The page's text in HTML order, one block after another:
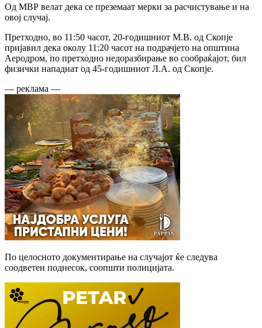
Од МВР велат дека се преземаат мерки за расчистување и на
овој случај.
Претходно, во 11:50 часот, 20-годишниот М.В. од Скопје
пријавил дека околу 11:20 часот на подрачјето на општина
Аеродром, по претходно недоразбирање во сообраќајот, бил
физички нападнат од 45-годишниот Л.А. од Скопје.
— реклама —
По целосното документирање на случајот ќе следува
соодветен поднесок, соопшти полицијата.